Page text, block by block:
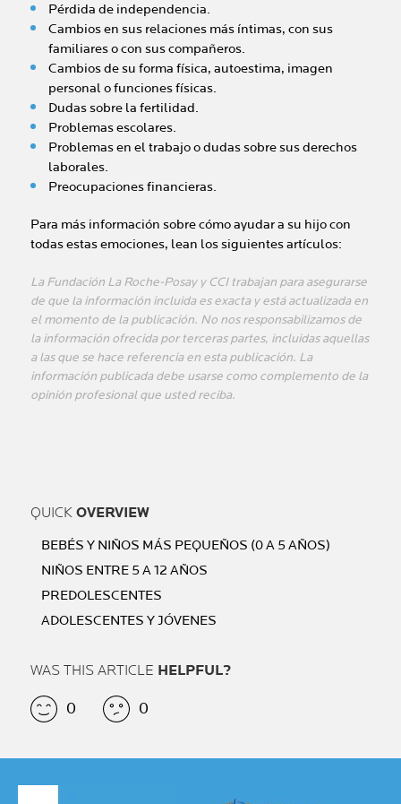
Pérdida de independencia.
Cambios en sus relaciones más íntimas, con sus
familiares o con sus compañeros.
Cambios de su forma física, autoestima, imagen
personal o funciones físicas.
Dudas sobre la fertilidad.
Problemas escolares.
Problemas en el trabajo o dudas sobre sus derechos
laborales.
Preocupaciones financieras.
Para más información sobre cómo ayudar a su hijo con
todas estas emociones, lean los siguientes artículos:
La Fundación La Roche-Posay y CCI trabajan para asegurarse
de que la información incluida es exacta y está actualizada en
el momento de la publicación. No nos responsabilizamos de
la información ofrecida por terceras partes, incluidas aquellas
a las que se hace referencia en esta publicación. La
información publicada debe usarse como complemento de la
opinión profesional que usted reciba.
QUICK OVERVIEW
BEBÉS Y NIÑOS MÁS PEQUEÑOS (0 A 5 AÑOS)
NIÑOS ENTRE 5 A 12 AÑOS
PREDOLESCENTES
ADOLESCENTES Y JÓVENES
WAS THIS ARTICLE HELPFUL?
0 0